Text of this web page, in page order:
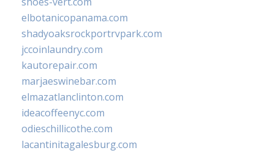
elbotanicopanama.com
shadyoaksrockportrvpark.com
jccoinlaundry.com
kautorepair.com
marjaeswinebar.com
elmazatlanclinton.com
ideacoffeenyc.com
odieschillicothe.com
lacantinitagalesburg.com